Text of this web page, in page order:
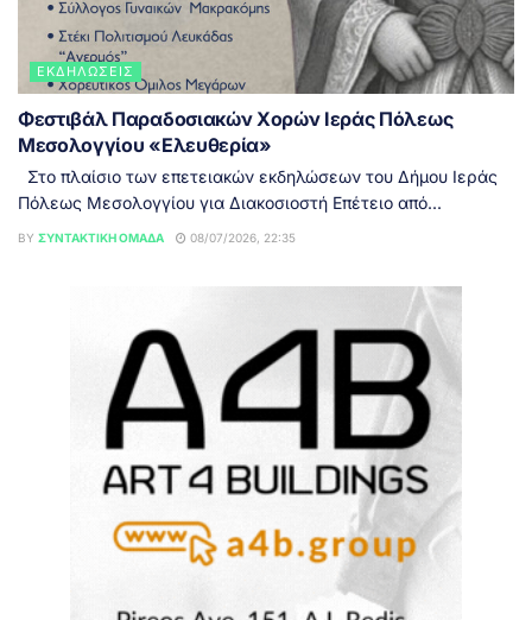
ΕΚΔΗΛΏΣΕΙΣ
Φεστιβάλ Παραδοσιακών Χορών Ιεράς Πόλεως
Μεσολογγίου «Ελευθερία»
Στο πλαίσιο των επετειακών εκδηλώσεων του Δήμου Ιεράς
Πόλεως Μεσολογγίου για Διακοσιοστή Επέτειο από...
BY ΣΥΝΤΑΚΤΙΚΉ ΟΜΆΔΑ 08/07/2026, 22:35